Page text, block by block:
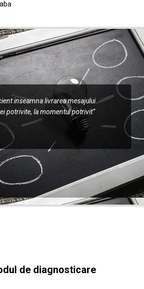
inseamna livrarea mesajului
potrivite, la momentul potrivit”
de diagnosticare